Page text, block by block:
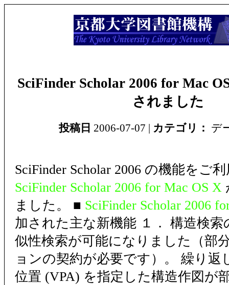
SciFinder Scholar 2006 for Mac
されました
投稿日 2006-07-07 | カテゴリ： デ
SciFinder Scholar 2006 の機能をご
SciFinder Scholar 2006 for Mac OS X
ました。 ■ SciFinder Scholar 2006
加された主な新機能 １． 構造検索
似性検索が可能になりました（部
ョンの契約が必要です）。 繰り返
位置 (VPA) を指定した構造作図が